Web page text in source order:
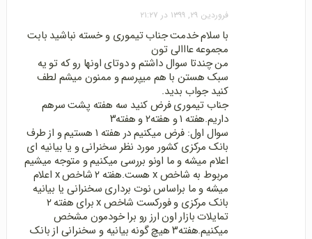
فروردین ۲۹, ۱۳۹۹ در ۲۱:۲۷
با سلام خدمت جناب تیموری و خسته نباشید بابت
مجموعه عااالی تون
من چندتا سوال داشتم و دوتای اونها رو که تو یه
سبک هستن با هم میپرسم و ممنون میشم لطف
کنید جواب بدید.
جناب تیموری فرض کنید سه هفته پشت سرهم
داریم.هفته ۱ و هفته۲ و هفته۳
سوال اول: فرض میکنیم در هفته ۱ هستیم و از طرف
بانک مرکزی کشور مورد نظر سخنرانی و یا بیانیه ای
اعلام میشه و ما اونو بررسی میکنیم و متوجه میشیم
مربوط به شاخص x هست.هفته ۲ شاخص x اعلام
میشه و ما براساس نوت برداری سخنرانی یا بیانیه
بانک مرکزی و فورکست شاخص x برای هفته ۲
تمایلات بازار اون ارز رو برا خودمون مشخص
میکنیم.هفته۳ هیچ گونه بیانیه و سخنرانی از بانک